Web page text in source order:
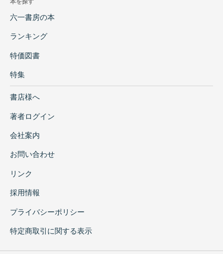
本を探す
六一書房の本
ランキング
特価図書
特集
書店様へ
著者ログイン
会社案内
お問い合わせ
リンク
採用情報
プライバシーポリシー
特定商取引に関する表示